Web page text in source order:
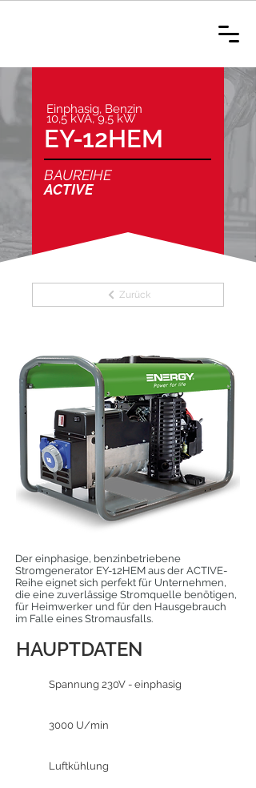
Einphasig, Benzin
10,5 kVA, 9,5 kW
EY-12HEM
BAUREIHE
ACTIVE
Zurück
Der einphasige, benzinbetriebene
Stromgenerator EY-12HEM aus der ACTIVE-
Reihe eignet sich perfekt für Unternehmen,
die eine zuverlässige Stromquelle benötigen,
für Heimwerker und für den Hausgebrauch
im Falle eines Stromausfalls.
HAUPTDATEN
Spannung 230V - einphasig
3000 U/min
Luftkühlung